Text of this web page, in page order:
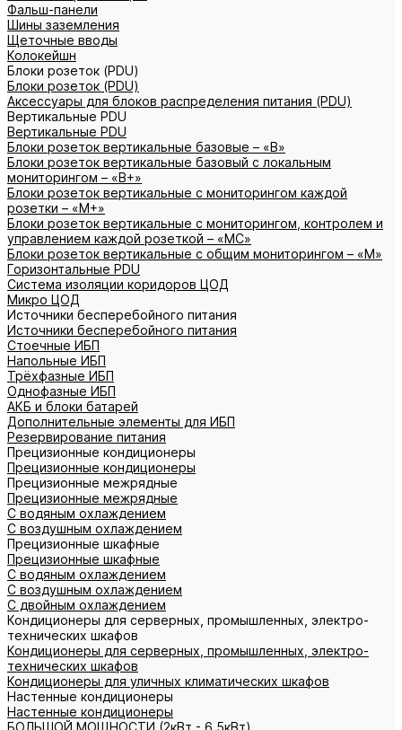
Фальш-панели
Шины заземления
Щеточные вводы
Колокейшн
Блоки розеток (PDU)
Блоки розеток (PDU)
Аксессуары для блоков распределения питания (PDU)
Вертикальные PDU
Вертикальные PDU
Блоки розеток вертикальные базовые – «В»
Блоки розеток вертикальные базовый с локальным
мониторингом – «В+»
Блоки розеток вертикальные с мониторингом каждой
розетки – «М+»
Блоки розеток вертикальные с мониторингом, контролем и
управлением каждой розеткой – «МС»
Блоки розеток вертикальные с общим мониторингом – «М»
Горизонтальные PDU
Система изоляции коридоров ЦОД
Микро ЦОД
Источники бесперебойного питания
Источники бесперебойного питания
Стоечные ИБП
Напольные ИБП
Трёхфазные ИБП
Однофазные ИБП
АКБ и блоки батарей
Дополнительные элементы для ИБП
Резервирование питания
Прецизионные кондиционеры
Прецизионные кондиционеры
Прецизионные межрядные
Прецизионные межрядные
С водяным охлаждением
С воздушным охлаждением
Прецизионные шкафные
Прецизионные шкафные
С водяным охлаждением
С воздушным охлаждением
С двойным охлаждением
Кондиционеры для серверных, промышленных, электро-
технических шкафов
Кондиционеры для серверных, промышленных, электро-
технических шкафов
Кондиционеры для уличных климатических шкафов
Настенные кондиционеры
Настенные кондиционеры
БОЛЬШОЙ МОЩНОСТИ (2кВт - 6,5кВт)